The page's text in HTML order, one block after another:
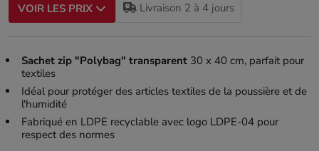
VOIR LES PRIX Livraison 2 à 4 jours
Sachet zip "Polybag" transparent30 x 40 cm, parfait pour
textiles
Idéal pour protéger des articles textiles de la poussière et de
l'humidité
Fabriqué en LDPE recyclable avec logo LDPE-04 pour
respect des normes